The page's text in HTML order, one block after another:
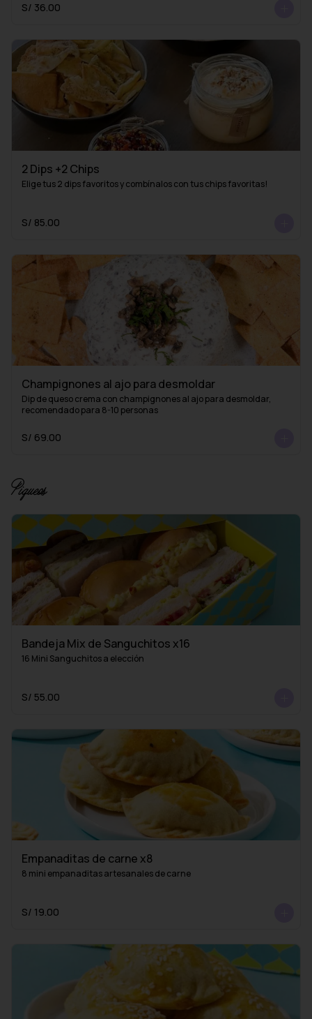
S/ 36.00
2 Dips +2 Chips
Elige tus 2 dips favoritos y combínalos con tus chips favoritas!
S/ 85.00
Champignones al ajo para desmoldar
Dip de queso crema con champignones al ajo para desmoldar,
recomendado para 8-10 personas
S/ 69.00
Piqueos
Bandeja Mix de Sanguchitos x16
16 Mini Sanguchitos a elección
S/ 55.00
Empanaditas de carne x8
8 mini empanaditas artesanales de carne
S/ 19.00